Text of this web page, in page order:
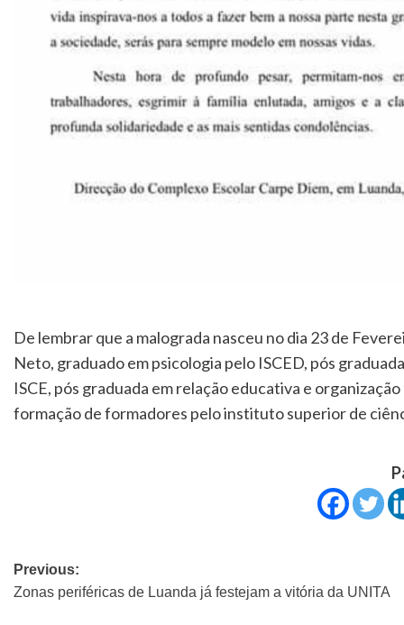
De lembrar que a malograda nasceu no dia 23 de
Neto, graduado em psicologia pelo ISCED, pós
ISCE, pós graduada em relação educativa e
formação de formadores pelo instituto superior de
Previous:
Zonas periféricas de Luanda já festejam a vitória da UNITA